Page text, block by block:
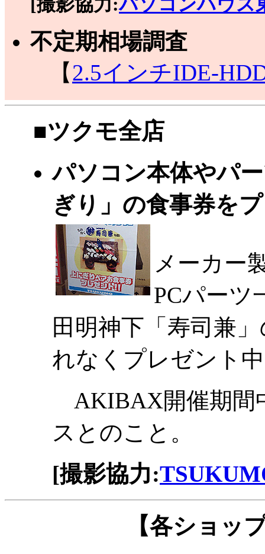
[撮影協力:パソコンハウス
不定期相場調査
【2.5インチIDE-
■ツクモ全店
パソコン本体やパ
ぎり」の食事券を
メーカー
PCパーツ
田明神下「寿司兼
れなくプレゼント
AKIBAX開催期間
スとのこと。
[撮影協力:
【各ショッ